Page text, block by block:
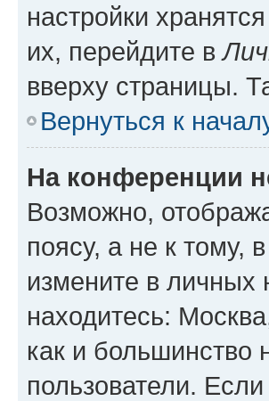
настройки
их, перейдите в
вверху страницы.
Вернуться к
На конференции
Возможно,
поясу, а не к тому,
измените в личных
находитесь:
как и большинство
пользователи.